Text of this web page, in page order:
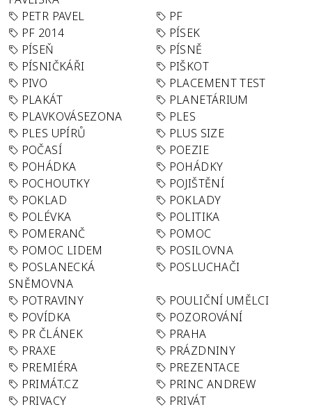
PETR PAVEL
PF
PF 2014
PÍSEK
PÍSEŇ
PÍSNĚ
PÍSNIČKÁŘI
PIŠKOT
PIVO
PLACEMENT TEST
PLAKÁT
PLANETÁRIUM
PLAVKOVÁSEZONA
PLES
PLES UPÍRŮ
PLUS SIZE
POČASÍ
POEZIE
POHÁDKA
POHÁDKY
POCHOUTKY
POJIŠTĚNÍ
POKLAD
POKLADY
POLÉVKA
POLITIKA
POMERANČ
POMOC
POMOC LIDEM
POSILOVNA
POSLANECKÁ
SNĚMOVNA
POSLUCHAČI
POTRAVINY
POULIČNÍ UMĚLCI
POVÍDKA
POZOROVÁNÍ
PR ČLÁNEK
PRAHA
PRAXE
PRÁZDNINY
PREMIÉRA
PREZENTACE
PRIMÁT.CZ
PRINC ANDREW
PRIVACY
PRIVÁT